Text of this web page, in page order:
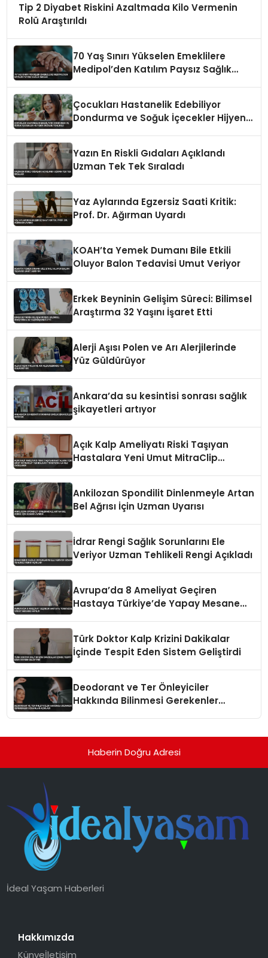
Tip 2 Diyabet Riskini Azaltmada Kilo Vermenin
Rolü Araştırıldı
70 Yaş Sınırı Yükselen Emeklilere
Medipol’den Katılım Paysız Sağlık
Çocukları Hastanelik Edebiliyor
Dondurma ve Soğuk İçecekler Hijyenik
Yazın En Riskli Gıdaları Açıklandı
Uzman Tek Tek Sıraladı
Yaz Aylarında Egzersiz Saati Kritik:
Prof. Dr. Ağırman Uyardı
KOAH’ta Yemek Dumanı Bile Etkili
Oluyor Balon Tedavisi Umut Veriyor
Erkek Beyninin Gelişim Süreci: Bilimsel
Araştırma 32 Yaşını İşaret Etti
Alerji Aşısı Polen ve Arı Alerjilerinde
Yüz Güldürüyor
Ankara’da su kesintisi sonrası sağlık
şikayetleri artıyor
Açık Kalp Ameliyatı Riski Taşıyan
Hastalara Yeni Umut MitraClip
Ankilozan Spondilit Dinlenmeyle Artan
Bel Ağrısı İçin Uzman Uyarısı
İdrar Rengi Sağlık Sorunlarını Ele
Veriyor Uzman Tehlikeli Rengi Açıkladı
Avrupa’da 8 Ameliyat Geçiren
Hastaya Türkiye’de Yapay Mesane
Türk Doktor Kalp Krizini Dakikalar
İçinde Tespit Eden Sistem Geliştirdi
Deodorant ve Ter Önleyiciler
Hakkında Bilinmesi Gerekenler
Haberin Doğru Adresi
İdeal Yaşam Haberleri
Hakkımızda
Künyeİletişim